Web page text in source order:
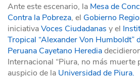
Ante este escenario, la Mesa de
Contra la Pobreza, el Gobierno
iniciativaVoces Ciudadanas y el
Tropical “Alexander Von Humboldt”
Peruana Cayetano Heredia
Internacional “Piura, no más muerte
auspicio de la Universidad de Piura.